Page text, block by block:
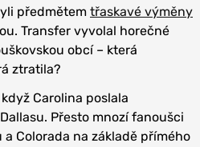
předmětem třaskavé výměny
Transfer vyvolal horečné
obcí – která
ztratila?
Carolina poslala
Přesto mnozí fanoušci
a Colorada na základě přímého